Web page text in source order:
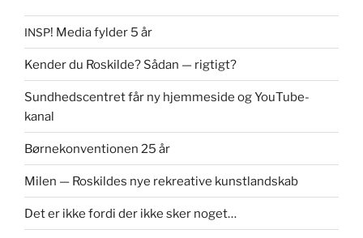
INSP! Media fylder 5 år
Kender du Roskilde? Sådan — rigtigt?
Sundhedscentret får ny hjemmeside og YouTube-
kanal
Børnekonventionen 25 år
Milen — Roskildes nye rekreative kunstlandskab
Det er ikke fordi der ikke sker noget…